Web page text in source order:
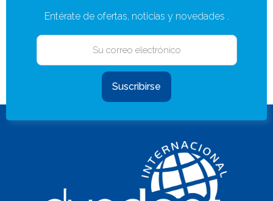
Entérate de ofertas, noticias y novedades .
Suscribirse